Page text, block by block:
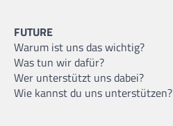
FUTURE
Warum ist uns das wichtig?
Was tun wir dafür?
Wer unterstützt uns dabei?
Wie kannst du uns unterstützen?